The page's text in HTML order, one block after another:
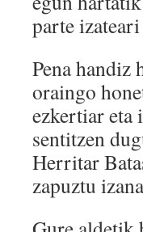
parte
Pena handiz
oraingo
ezkertiar eta
sentitzen
Herritar
zapuztu